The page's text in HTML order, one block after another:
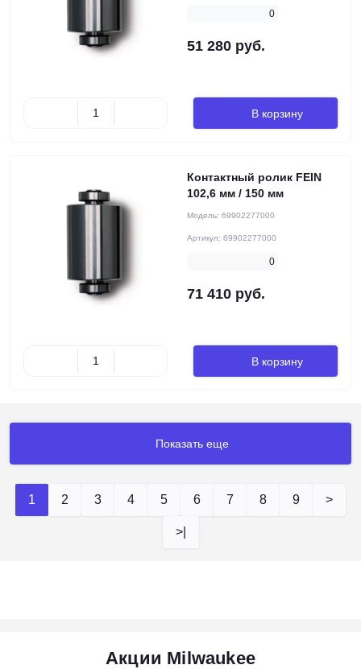
0
51 280 руб.
В корзину
Контактный ролик FEIN
102,6 мм / 150 мм
Модель: 69902277000
Артикул: 69902277000
0
71 410 руб.
В корзину
Показать еще
1 2 3 4 5 6 7 8 9 >
>|
Акции Milwaukee